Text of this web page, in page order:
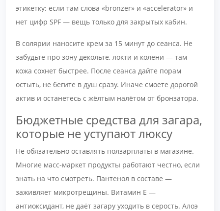
этикетку: если там слова «bronzer» и «accelerator» и
нет цифр SPF — вещь только для закрытых кабин.
В солярии наносите крем за 15 минут до сеанса. Не
забудьте про зону декольте, локти и колени — там
кожа сохнет быстрее. После сеанса дайте порам
остыть, не бегите в душ сразу. Иначе смоете дорогой
актив и останетесь с жёлтым налётом от бронзатора.
Бюджетные средства для загара,
которые не уступают люксу
Не обязательно оставлять ползарплаты в магазине.
Многие масс-маркет продукты работают честно, если
знать на что смотреть. Пантенол в составе —
заживляет микротрещины. Витамин Е —
антиоксидант, не даёт загару уходить в серость. Алоэ